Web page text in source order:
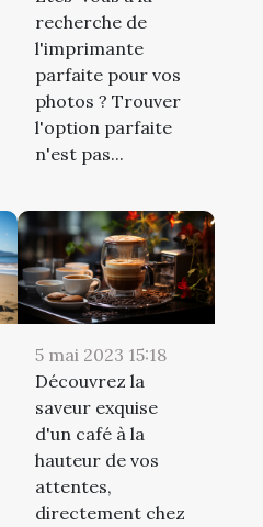
recherche de
l'imprimante
parfaite pour vos
photos ? Trouver
l'option parfaite
n'est pas...
5 mai 2023 15:18
Découvrez la
saveur exquise
d'un café à la
hauteur de vos
attentes,
directement chez